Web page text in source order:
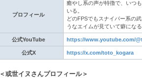
プロフィール
癒やし系の声が特徴で、いつ
いる。
どのFPSでもスナイパー系の
うなエイムが見ていて癖になる
公式YouTube https://www.youtube.com/
公式X https://x.com/toto_kogara
＜或世イヌさんプロフィール＞